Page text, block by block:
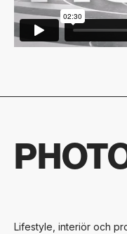
Lifestyle, interiör och